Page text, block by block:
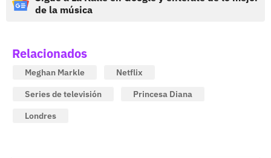
de la música
Relacionados
Meghan Markle
Netflix
Series de televisión
Princesa Diana
Londres